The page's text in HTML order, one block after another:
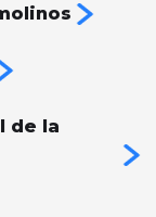
de la